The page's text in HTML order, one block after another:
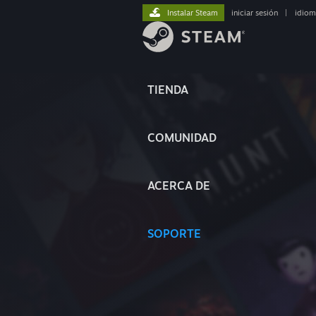
TIENDA
COMUNIDAD
ACERCA DE
SOPORTE
Instalar Steam iniciar sesión